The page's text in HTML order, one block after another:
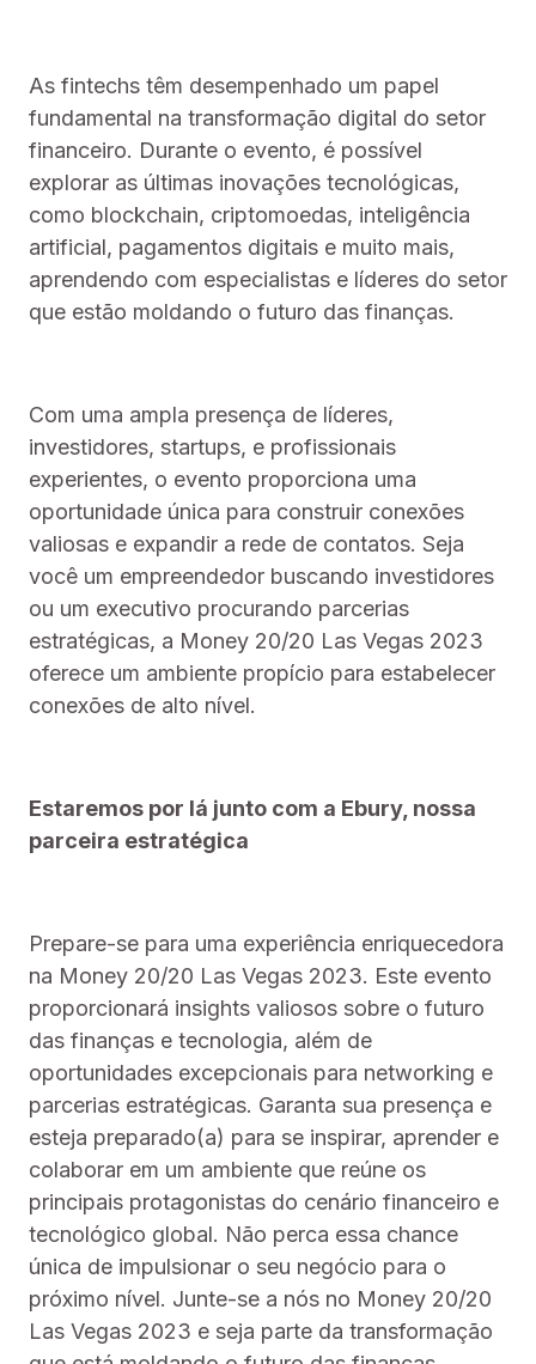
As fintechs têm desempenhado um papel
fundamental na transformação digital do setor
financeiro. Durante o evento, é possível
explorar as últimas inovações tecnológicas,
como blockchain, criptomoedas, inteligência
artificial, pagamentos digitais e muito mais,
aprendendo com especialistas e líderes do setor
que estão moldando o futuro das finanças.
Com uma ampla presença de líderes,
investidores, startups, e profissionais
experientes, o evento proporciona uma
oportunidade única para construir conexões
valiosas e expandir a rede de contatos. Seja
você um empreendedor buscando investidores
ou um executivo procurando parcerias
estratégicas, a Money 20/20 Las Vegas 2023
oferece um ambiente propício para estabelecer
conexões de alto nível.
Estaremos por lá junto com a Ebury, nossa
parceira estratégica
Prepare-se para uma experiência enriquecedora
na Money 20/20 Las Vegas 2023. Este evento
proporcionará insights valiosos sobre o futuro
das finanças e tecnologia, além de
oportunidades excepcionais para networking e
parcerias estratégicas. Garanta sua presença e
esteja preparado(a) para se inspirar, aprender e
colaborar em um ambiente que reúne os
principais protagonistas do cenário financeiro e
tecnológico global. Não perca essa chance
única de impulsionar o seu negócio para o
próximo nível. Junte-se a nós no Money 20/20
Las Vegas 2023 e seja parte da transformação